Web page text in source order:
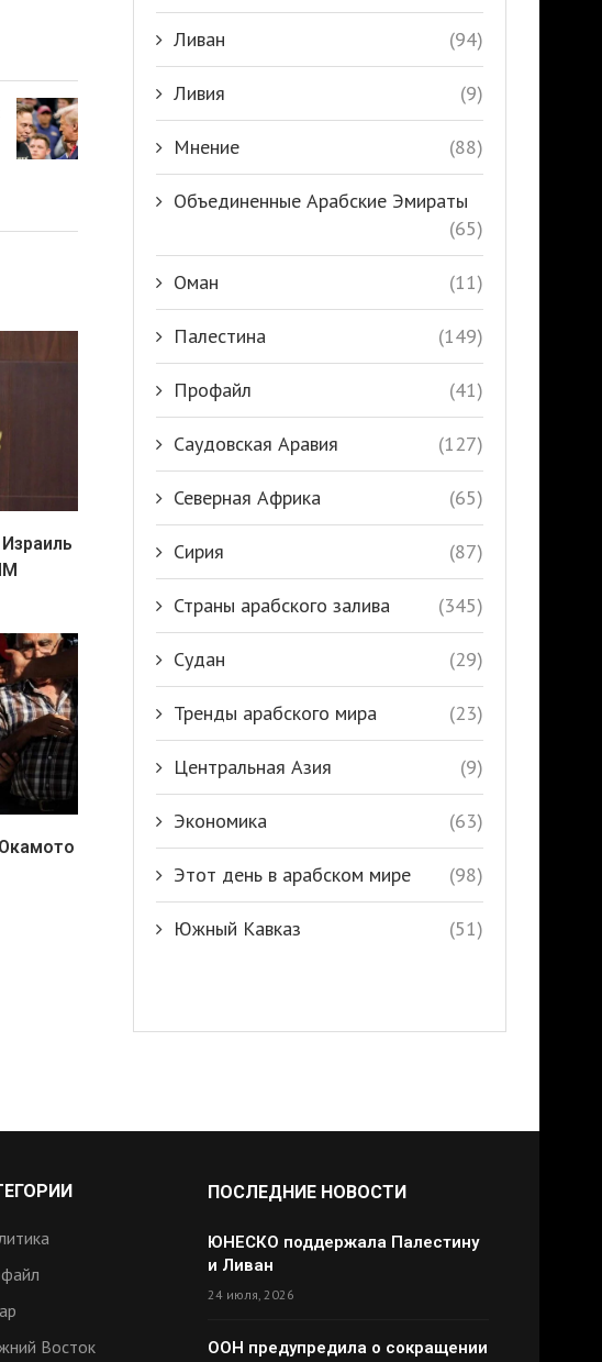
Ливан (94)
Ливия (9)
Мнение (88)
Объединенные Арабские Эмираты
(65)
Оман (11)
Палестина (149)
Профайл (41)
Саудовская Аравия (127)
Северная Африка (65)
Сирия (87)
Страны арабского залива (345)
Судан (29)
Тренды арабского мира (23)
Центральная Азия (9)
Экономика (63)
Этот день в арабском мире (98)
Южный Кавказ (51)
Восток
ПОСЛЕДНИЕ НОВОСТИ
ЮНЕСКО поддержала Палестину
и Ливан
24 июля, 2026
ООН предупредила о сокращении